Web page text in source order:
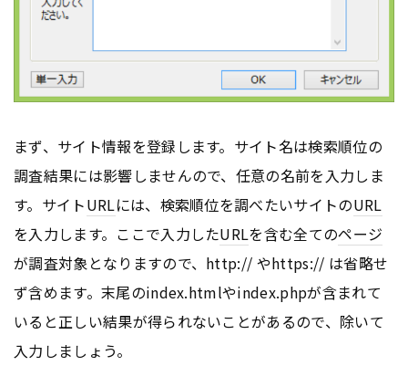
まず、サイト情報を登録します。サイト名は検索順位の
調査結果には影響しませんので、任意の名前を入力しま
す。サイトURLには、検索順位を調べたいサイトのURL
を入力します。ここで入力したURLを含む全てのページ
が調査対象となりますので、http:// やhttps:// は省略せ
ず含めます。末尾のindex.htmlやindex.phpが含まれて
いると正しい結果が得られないことがあるので、除いて
入力しましょう。